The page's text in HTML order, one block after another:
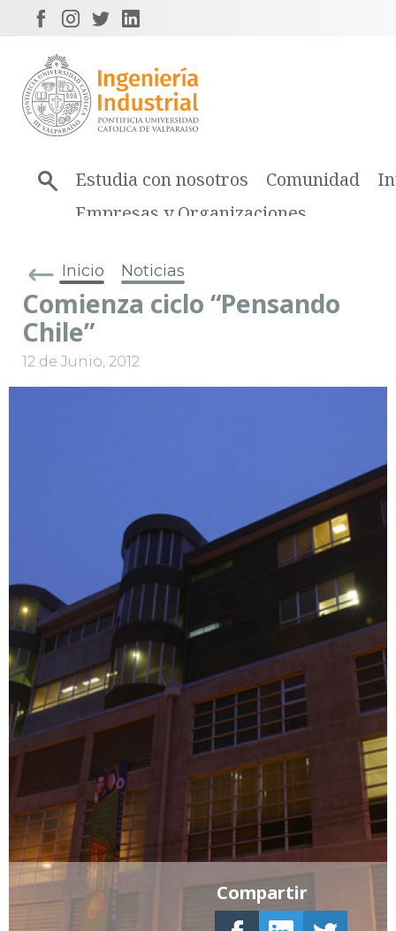
Estudia con nosotros Comunidad
Empresas y Organizaciones
Inicio Noticias
Comienza ciclo “Pensando
Chile”
12 de Junio, 2012
Compartir